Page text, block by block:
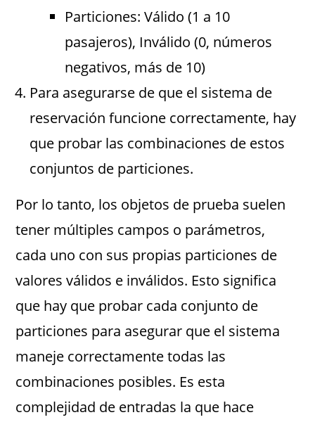
Particiones: Válido (1 a 10
pasajeros), Inválido (0, números
negativos, más de 10)
Para asegurarse de que el sistema de
reservación funcione correctamente, hay
que probar las combinaciones de estos
conjuntos de particiones.
Por lo tanto, los objetos de prueba suelen
tener múltiples campos o parámetros,
cada uno con sus propias particiones de
valores válidos e inválidos. Esto significa
que hay que probar cada conjunto de
particiones para asegurar que el sistema
maneje correctamente todas las
combinaciones posibles. Es esta
complejidad de entradas la que hace